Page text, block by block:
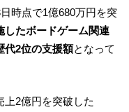
時点で1億680万円を突
したボードゲーム関連
代2位の支援額となって
2億円を突破した